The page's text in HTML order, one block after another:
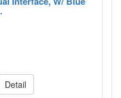
Detail